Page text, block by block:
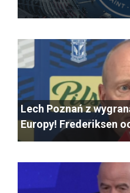
Lech Poznań z
Europy! Frederiksen